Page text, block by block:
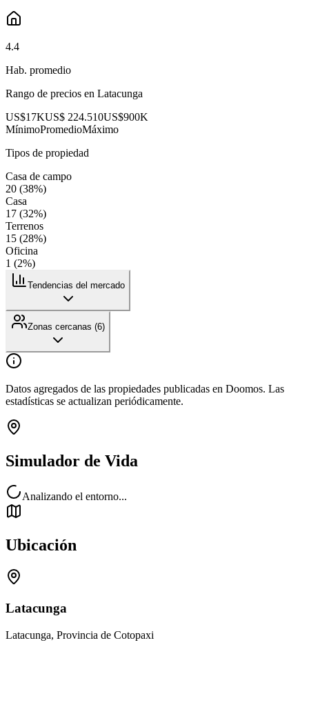
4.4
Hab. promedio
Rango de precios en Latacunga
US$17KUS$ 224.510US$900K
MínimoPromedioMáximo
Tipos de propiedad
Casa de campo
20 (38%)
Casa
17 (32%)
Terrenos
15 (28%)
Oficina
1 (2%)
Tendencias del mercado
Zonas cercanas (6)
Datos agregados de las propiedades publicadas en Doomos. Las
estadísticas se actualizan periódicamente.
Simulador de Vida
Analizando el entorno...
Ubicación
Latacunga
Latacunga, Provincia de Cotopaxi